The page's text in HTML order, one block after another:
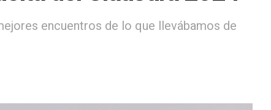
encuentros de lo que llevábamos de